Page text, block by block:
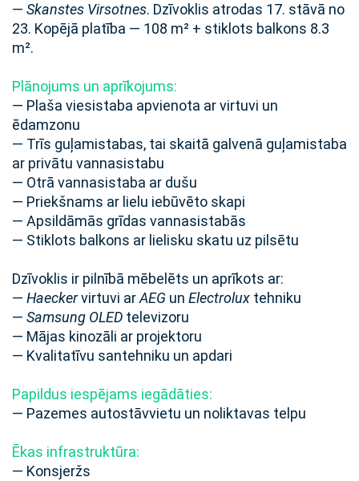
— Skanstes Virsotnes. Dzīvoklis atrodas 17. stāvā no
23. Kopējā platība — 108 m² + stiklots balkons 8.3
m².
Plānojums un aprīkojums:
— Plaša viesistaba apvienota ar virtuvi un
ēdamzonu
— Trīs guļamistabas, tai skaitā galvenā guļamistaba
ar privātu vannasistabu
— Otrā vannasistaba ar dušu
— Priekšnams ar lielu iebūvēto skapi
— Apsildāmās grīdas vannasistabās
— Stiklots balkons ar lielisku skatu uz pilsētu
Dzīvoklis ir pilnībā mēbelēts un aprīkots ar:
— Haeckervirtuvi arAEG un Electrolux tehniku
— Samsung OLED televizoru
— Mājas kinozāli ar projektoru
— Kvalitatīvu santehniku un apdari
Papildus iespējams iegādāties:
— Pazemes autostāvvietu un noliktavas telpu
Ēkas infrastruktūra:
— Konsjeržs